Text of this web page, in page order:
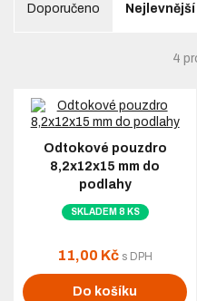
Doporučeno Nejlevnější
4
Odtokové pouzdro
8,2x12x15 mm do
podlahy
SKLADEM 8 KS
11,00 Kč s DPH
Do košíku